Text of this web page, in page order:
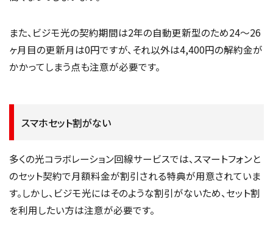
また、ビジモ光の契約期間は2年の自動更新型のため24〜26
ヶ月目の更新月は0円ですが、それ以外は4,400円の解約金が
かかってしまう点も注意が必要です。
スマホセット割がない
多くの光コラボレーション回線サービスでは、スマートフォンと
のセット契約で月額料金が割引される特典が用意されていま
す。しかし、ビジモ光にはそのような割引がないため、セット割
を利用したい方は注意が必要です。